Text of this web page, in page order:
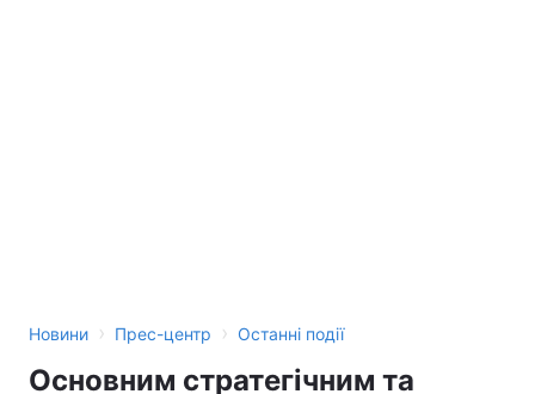
Новини › Прес-центр › Останні події
Основним стратегічним та